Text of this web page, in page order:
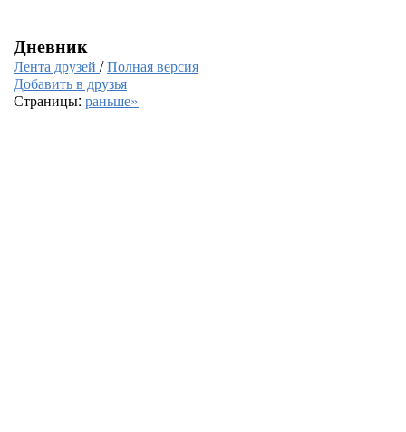
Дневник
Лента друзей /Полная версия
Добавить в друзья
Страницы: раньше»